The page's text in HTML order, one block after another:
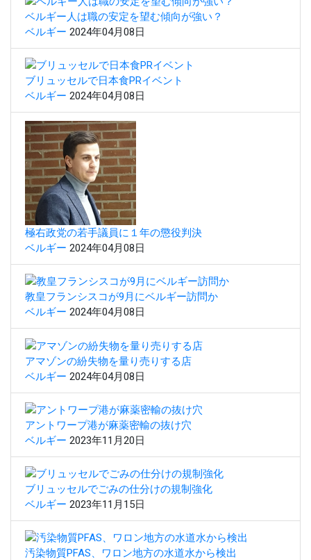
ベルギー人は職の安定を望む傾向が強い？
ベルギー 2024年04月08日
ブリュッセルで日本食PRイベント
ベルギー 2024年04月08日
極右政党の若手議員に１年の懲役判決
ベルギー 2024年04月08日
教皇フランシスコが9月にベルギー訪問か
ベルギー 2024年04月08日
アマゾンの紛失物を量り売りする店
ベルギー 2024年04月08日
アントワープ港が麻薬密輸の抜け穴
ベルギー 2023年11月20日
ブリュッセルでごみの仕分けの規制強化
ベルギー 2023年11月15日
汚染物質PFAS、ワロン地方の水道水から検出